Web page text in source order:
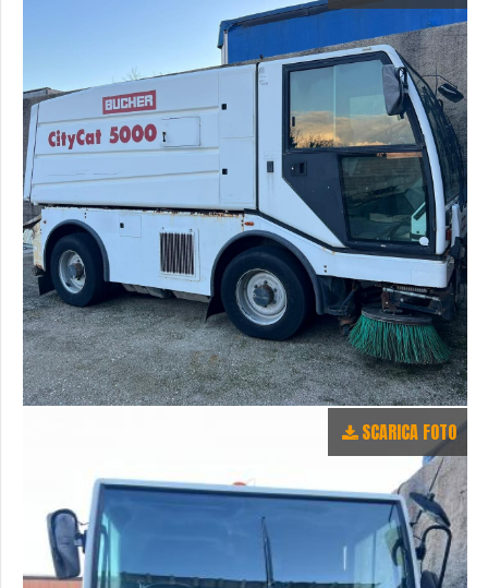
SCARICA FOTO